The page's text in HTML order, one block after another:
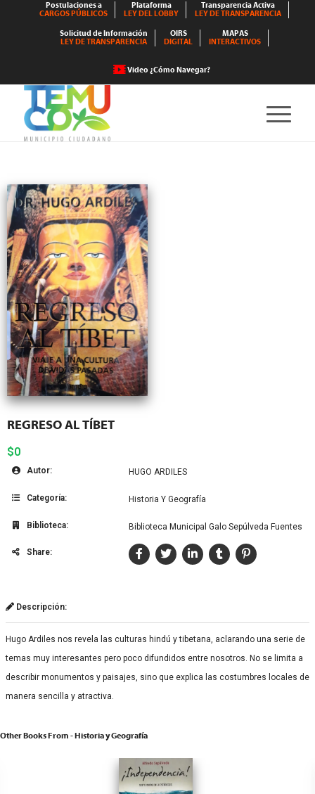
Postulaciones a
CARGOS PÚBLICOS
Plataforma
LEY DEL LOBBY
Transparencia Activa
LEY DE TRANSPARENCIA
Solicitud de Información
LEY DE TRANSPARENCIA
OIRS
DIGITAL
MAPAS
INTERACTIVOS
Video ¿Cómo Navegar?
REGRESO AL TÍBET
$0
Autor: HUGO ARDILES
Categoría: Historia Y Geografía
Biblioteca: Biblioteca Municipal Galo Sepúlveda Fuentes
Share:
Descripción:
Hugo Ardiles nos revela las culturas hindú y tibetana, aclarando una serie de
temas muy interesantes pero poco difundidos entre nosotros. No se limita a
describir monumentos y paisajes, sino que explica las costumbres locales de
manera sencilla y atractiva.
Other Books From - Historia y Geografía